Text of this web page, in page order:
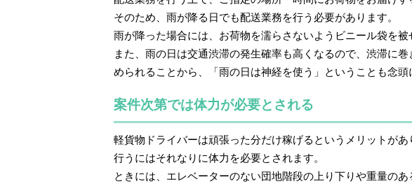
そのため、雨が降る日でも配送業務を行う必要があります。
雨が降った場合には、お荷物を濡らさないようビニール袋を被
また、雨の日は交通渋滞の発生確率も高くなるので、渋滞に
められることから、「雨の日は神経を使う」ということも念頭
案件次第では体力が必要とされる
軽貨物ドライバーは頑張った分だけ稼げるというメリットが
行うにはそれなりに体力を必要とされます。
ときには、エレベーターのない団地階段の上り下りや重量の